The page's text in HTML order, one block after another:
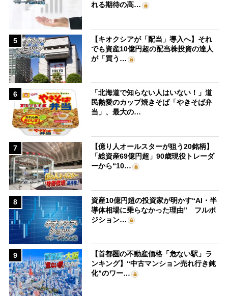
れる期待の高…
5
【キオクシアが「配当」導入へ】それ
でも資産10億円超の配当株投資の達人
が「買う…
6
「北海道で知らない人はいない！」道
民熱愛のカップ焼きそば「やきそば弁
当」、最大の…
7
【億り人オールスターが狙う20銘柄】
「総資産69億円超」90歳現役トレーダ
ーから“10…
8
資産10億円超の投資家が明かす“AI・半
導体相場に乗らなかった理由” フルポ
ジション…
9
【首都圏の不動産価格「危ない駅」ラ
ンキング】“中古マンション売れ行き鈍
化”のワー…